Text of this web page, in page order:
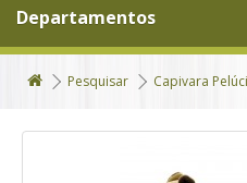
Departamentos
Pesquisar Capivara